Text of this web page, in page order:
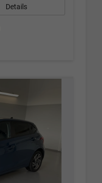
Details